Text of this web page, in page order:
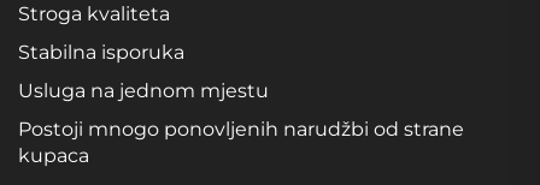
Stroga kvaliteta
Stabilna isporuka
Usluga na jednom mjestu
Postoji mnogo ponovljenih narudžbi od strane
kupaca